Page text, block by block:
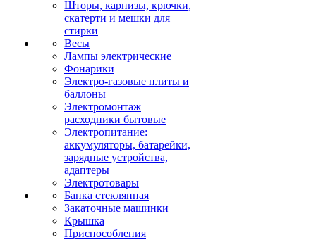
Шторы, карнизы, крючки,
скатерти и мешки для
стирки
Весы
Лампы электрические
Фонарики
Электро-газовые плиты и
баллоны
Электромонтаж
расходники бытовые
Электропитание:
аккумуляторы, батарейки,
зарядные устройства,
адаптеры
Электротовары
Банка стеклянная
Закаточные машинки
Крышка
Приспособления